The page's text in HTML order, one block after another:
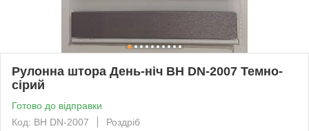
Рулонна штора День-ніч ВН DN-2007 Темно-
сірий
Готово до відправки
Код: BН DN-2007
Роздріб